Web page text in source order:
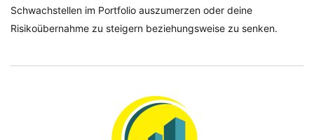
Schwachstellen im Portfolio auszumerzen oder deine
Risikoübernahme zu steigern beziehungsweise zu senken.